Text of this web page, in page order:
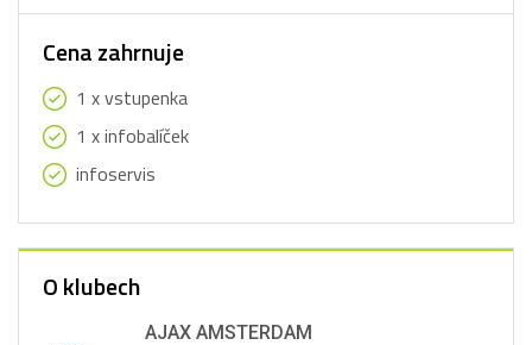
Cena zahrnuje
1 x vstupenka
1 x infobalíček
infoservis
O klubech
AJAX AMSTERDAM